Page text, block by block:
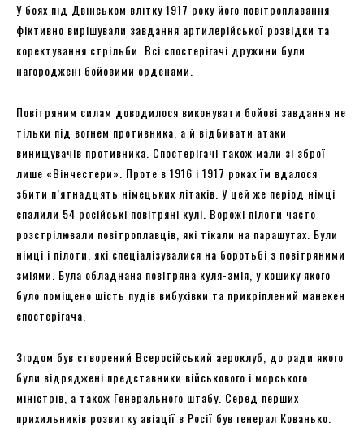
У боях під Двінськом влітку 1917 року його повітроплавання
фіктивно вирішували завдання артилерійської розвідки та
коректування стрільби. Всі спостерігачі дружини були
нагороджені бойовими орденами.
Повітряним силам доводилося виконувати бойові завдання не
тільки під вогнем противника, а й відбивати атаки
винищувачів противника. Спостерігачі також мали зі зброї
лише «Вінчестери». Проте в 1916 і 1917 роках їм вдалося
збити п’ятнадцять німецьких літаків. У цей же період німці
спалили 54 російські повітряні кулі. Ворожі пілоти часто
розстрілювали повітроплавців, які тікали на парашутах. Були
німці і пілоти, які спеціалізувалися на боротьбі з повітряними
зміями. Була обладнана повітряна куля-змія, у кошику якого
було поміщено шість пудів вибухівки та прикріплений манекен
спостерігача.
Згодом був створений Всеросійський аероклуб, до ради якого
були відряджені представники військового і морського
міністрів, а також Генерального штабу. Серед перших
прихильників розвитку авіації в Росії був генерал Кованько.